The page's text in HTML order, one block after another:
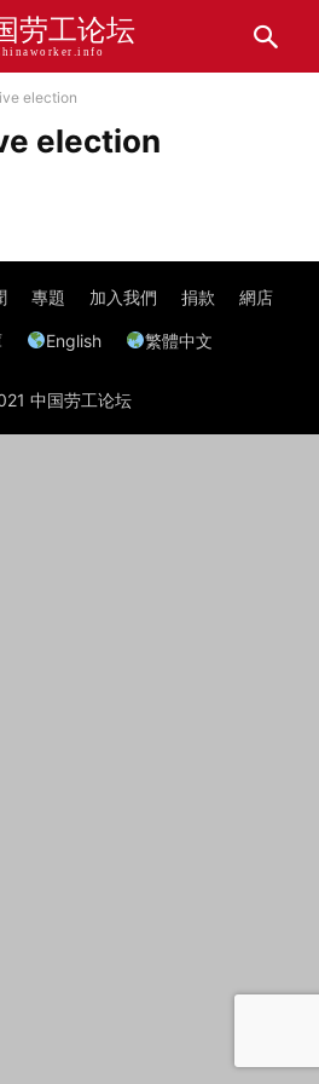
劳工论坛
election
election
專題 加入我們 捐款 網店
English 繁體中文
中国劳工论坛